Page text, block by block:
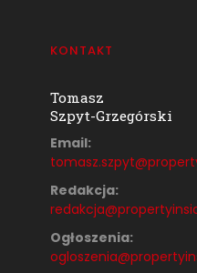
KONTAKT
Tomasz
Szpyt-Grzegórski
Email:
Redakcja:
Ogłoszenia: